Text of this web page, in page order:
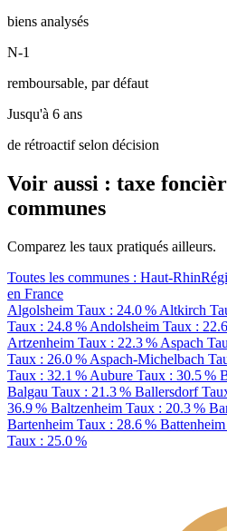
biens analysés
N-1
remboursable, par défaut
Jusqu'à 6 ans
de rétroactif selon décision
Voir aussi : taxe
communes
Comparez les taux pratiqués ailleurs.
Toutes les communes : Haut-Rhin
en France
Algolsheim Taux : 24.0 % Altkirch
Taux : 24.8 % Andolsheim Taux :
Artzenheim Taux : 22.3 % Aspach
Taux : 26.0 % Aspach-Michelbach
Taux : 32.1 % Aubure Taux : 30.5 %
Balgau Taux : 21.3 % Ballersdorf
36.9 % Baltzenheim Taux : 20.3 %
Bartenheim Taux : 28.6 % Battenheim
Taux : 25.0 %